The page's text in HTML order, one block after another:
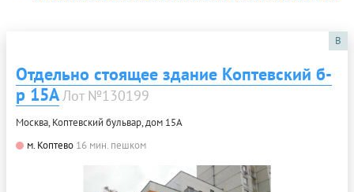
B
Отдельно стоящее здание Коптевский б-
р 15АЛот №130199
Москва, Коптевский бульвар, дом 15А
м. Коптево 16 мин. пешком